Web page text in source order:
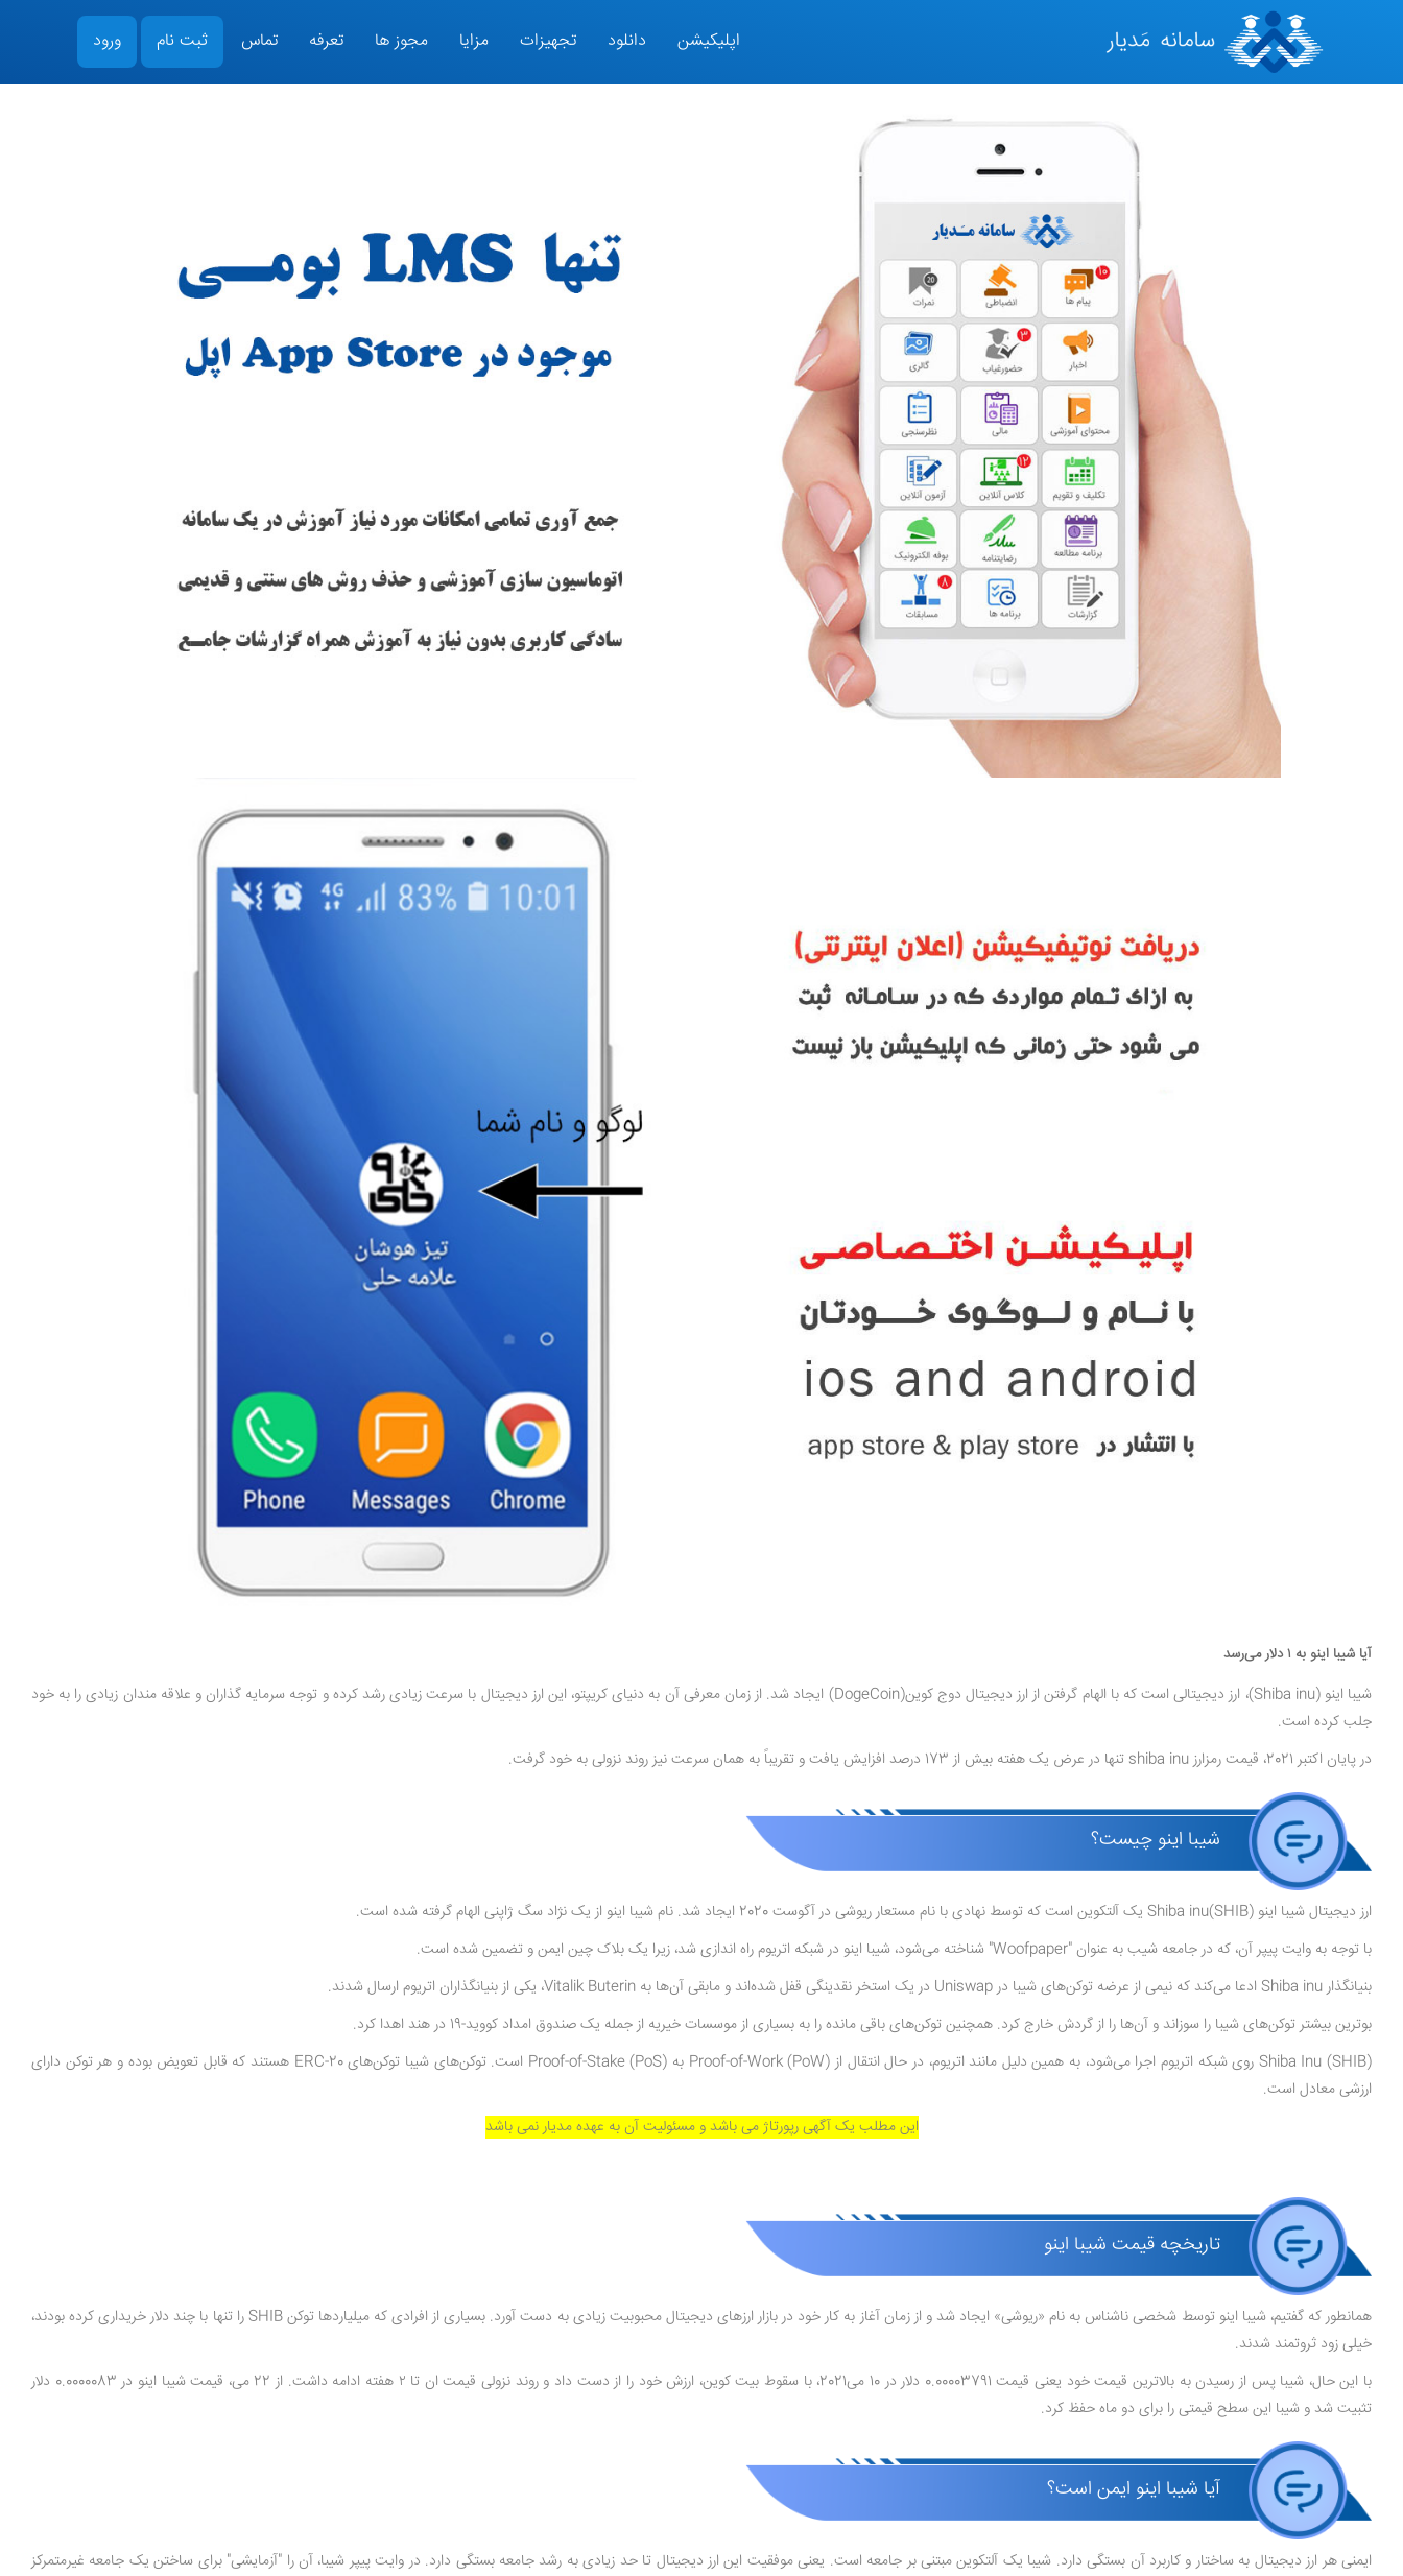
اپلیکیشن دانلود تجهیزات مزایا مجوز ها تعرفه تماس ثبت نام ورود
آیا شیبا اینو به ۱ دلار می‌رسد
شیبا اینو (Shiba inu)، ارز دیجیتالی است که با الهام گرفتن از ارز دیجیتال دوج کوین(DogeCoin) ایجاد شد. از زمان معرفی آن به دنیای کریپتو، این ارز دیجیتال با سرعت زیادی رشد کرده و توجه سرمایه گذاران و علاقه مندان زیادی را به خود
جلب کرده است.
در پایان اکتبر 2021، قیمت رمزارز shiba inu تنها در عرض یک هفته بیش از 173 درصد افزایش یافت و تقریباً به همان سرعت نیز روند نزولی به خود گرفت.
شیبا اینو چیست؟
ارز دیجیتال شیبا اینو (SHIB)Shiba inu یک آلتکوین است که توسط نهادی با نام مستعار ریوشی در آگوست 2020 ایجاد شد. نام شیبا اینو از یک نژاد سگ ژاپنی الهام گرفته شده است.
با توجه به وایت پیپر آن، که در جامعه شیب به عنوان "Woofpaper" شناخته می‌شود، شیبا اینو در شبکه اتریوم راه اندازی شد، زیرا یک بلاک چین ایمن و تضمین شده است.
بنیانگذار Shiba inu ادعا می‌کند که نیمی از عرضه توکن‌های شیبا در Uniswap در یک استخر نقدینگی قفل شده‌اند و مابقی آن‌ها به Vitalik Buterin، یکی از بنیانگذاران اتریوم ارسال شدند.
بوترین بیشتر توکن‌های شیبا را سوزاند و آن‌ها را از گردش خارج کرد. همچنین توکن‌های باقی مانده را به بسیاری از موسسات خیریه از جمله یک صندوق امداد کووید-19 در هند اهدا کرد.
Shiba Inu (SHIB) روی شبکه اتریوم اجرا می‌شود، به همین دلیل مانند اتریوم، در حال انتقال از Proof-of-Work (PoW) به Proof-of-Stake (PoS) است. توکن‌های شیبا توکن‌های ERC-20 هستند که قابل تعویض بوده و هر توکن دارای
ارزشی معادل است.
این مطلب یک آگهی رپورتاژ می باشد و مسئولیت آن به عهده مدیار نمی باشد
تاریخچه قیمت شیبا اینو
همانطور که گفتیم، شیبا اینو توسط شخصی ناشناس به نام «ریوشی» ایجاد شد و از زمان آغاز به کار خود در بازار ارزهای دیجیتال محبوبیت زیادی به دست آورد. بسیاری از افرادی که میلیاردها توکن SHIB را تنها با چند دلار خریداری کرده بودند،
خیلی زود ثروتمند شدند.
با این حال، شیبا پس از رسیدن به بالاترین قیمت خود یعنی قیمت 0.00003791 دلار در 10 می‌2021، با سقوط بیت کوین، ارزش خود را از دست داد و روند نزولی قیمت ان تا ۲ هفته ادامه داشت. از 22 می، قیمت شیبا اینو در 0.0000083 دلار
تثبیت شد و شیبا این سطح قیمتی را برای دو ماه حفظ کرد.
آیا شیبا اینو ایمن است؟
ایمنی هر ارز دیجیتال به ساختار و کاربرد آن بستگی دارد. شیبا یک آلتکوین مبتنی بر جامعه است. یعنی موفقیت این ارز دیجیتال تا حد زیادی به رشد جامعه بستگی دارد. در وایت پیپر شیبا، آن را "آزمایشی" برای ساختن یک جامعه غیرمتمرکز